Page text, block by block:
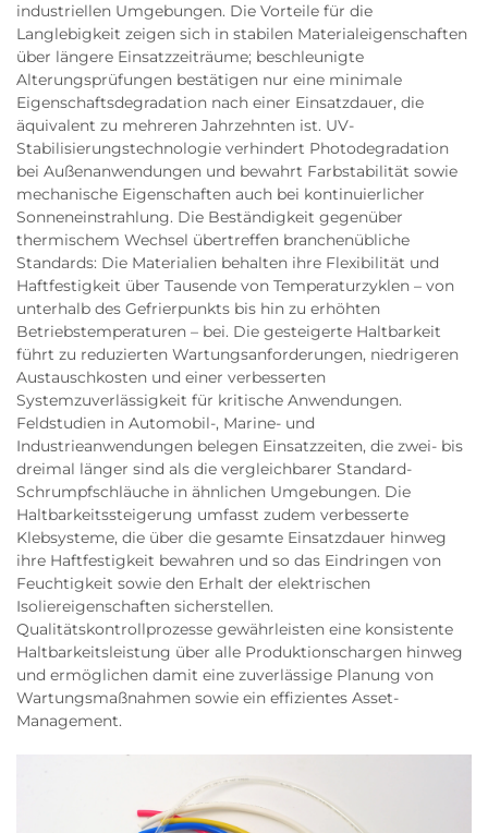
industriellen Umgebungen. Die Vorteile für die
Langlebigkeit zeigen sich in stabilen Materialeigenschaften
über längere Einsatzzeiträume; beschleunigte
Alterungsprüfungen bestätigen nur eine minimale
Eigenschaftsdegradation nach einer Einsatzdauer, die
äquivalent zu mehreren Jahrzehnten ist. UV-
Stabilisierungstechnologie verhindert Photodegradation
bei Außenanwendungen und bewahrt Farbstabilität sowie
mechanische Eigenschaften auch bei kontinuierlicher
Sonneneinstrahlung. Die Beständigkeit gegenüber
thermischem Wechsel übertreffen branchenübliche
Standards: Die Materialien behalten ihre Flexibilität und
Haftfestigkeit über Tausende von Temperaturzyklen – von
unterhalb des Gefrierpunkts bis hin zu erhöhten
Betriebstemperaturen – bei. Die gesteigerte Haltbarkeit
führt zu reduzierten Wartungsanforderungen, niedrigeren
Austauschkosten und einer verbesserten
Systemzuverlässigkeit für kritische Anwendungen.
Feldstudien in Automobil-, Marine- und
Industrieanwendungen belegen Einsatzzeiten, die zwei- bis
dreimal länger sind als die vergleichbarer Standard-
Schrumpfschläuche in ähnlichen Umgebungen. Die
Haltbarkeitssteigerung umfasst zudem verbesserte
Klebsysteme, die über die gesamte Einsatzdauer hinweg
ihre Haftfestigkeit bewahren und so das Eindringen von
Feuchtigkeit sowie den Erhalt der elektrischen
Isoliereigenschaften sicherstellen.
Qualitätskontrollprozesse gewährleisten eine konsistente
Haltbarkeitsleistung über alle Produktionschargen hinweg
und ermöglichen damit eine zuverlässige Planung von
Wartungsmaßnahmen sowie ein effizientes Asset-
Management.